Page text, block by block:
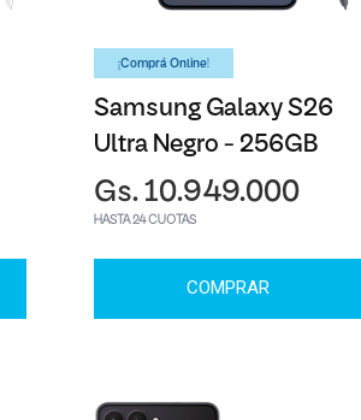
¡Comprá Online!
Samsung Galaxy S26
Ultra Negro - 256GB
Gs. 10.949.000
HASTA 24 CUOTAS
COMPRAR